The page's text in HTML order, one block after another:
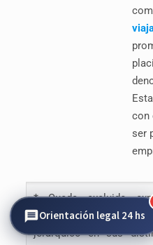
con
ser
*Queda excluido
Colectivo que regula
jerárquico en sus
Orientación legal 24 hs